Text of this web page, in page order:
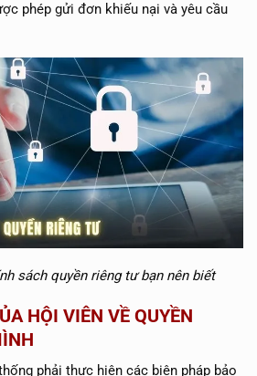
phép gửi đơn khiếu nại và yêu cầu
sách quyền riêng tư bạn nên biết
HỘI VIÊN VỀ QUYỀN
phải thực hiện các biện pháp bảo